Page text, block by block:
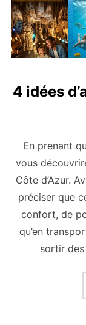
4 idées
En prenant
vous
Côte d’Azur.
préciser que
confort, de
qu’en
sortir